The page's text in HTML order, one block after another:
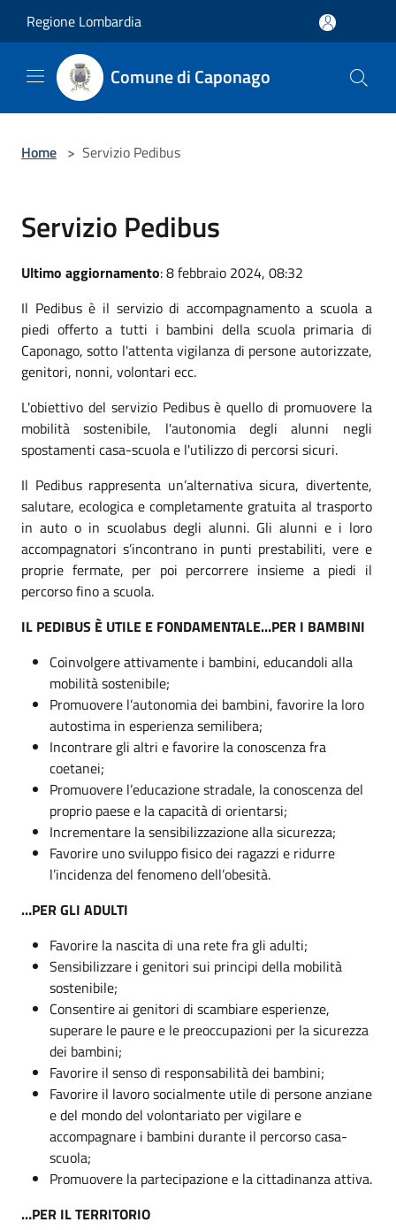
Regione Lombardia
Comune di Caponago
Home > Servizio Pedibus
Servizio Pedibus
Ultimo aggiornamento: 8 febbraio 2024, 08:32
Il Pedibus è il servizio di accompagnamento a scuola a
piedi offerto a tutti i bambini della scuola primaria di
Caponago, sotto l'attenta vigilanza di persone autorizzate,
genitori, nonni, volontari ecc.
L'obiettivo del servizio Pedibus è quello di promuovere la
mobilità sostenibile, l'autonomia degli alunni negli
spostamenti casa-scuola e l'utilizzo di percorsi sicuri.
Il Pedibus rappresenta un’alternativa sicura, divertente,
salutare, ecologica e completamente gratuita al trasporto
in auto o in scuolabus degli alunni. Gli alunni e i loro
accompagnatori s’incontrano in punti prestabiliti, vere e
proprie fermate, per poi percorrere insieme a piedi il
percorso fino a scuola.
IL PEDIBUS È UTILE E FONDAMENTALE…PER I BAMBINI
Coinvolgere attivamente i bambini, educandoli alla
mobilità sostenibile;
Promuovere l’autonomia dei bambini, favorire la loro
autostima in esperienza semilibera;
Incontrare gli altri e favorire la conoscenza fra
coetanei;
Promuovere l’educazione stradale, la conoscenza del
proprio paese e la capacità di orientarsi;
Incrementare la sensibilizzazione alla sicurezza;
Favorire uno sviluppo fisico dei ragazzi e ridurre
l’incidenza del fenomeno dell’obesità.
…PER GLI ADULTI
Favorire la nascita di una rete fra gli adulti;
Sensibilizzare i genitori sui principi della mobilità
sostenibile;
Consentire ai genitori di scambiare esperienze,
superare le paure e le preoccupazioni per la sicurezza
dei bambini;
Favorire il senso di responsabilità dei bambini;
Favorire il lavoro socialmente utile di persone anziane
e del mondo del volontariato per vigilare e
accompagnare i bambini durante il percorso casa-
scuola;
Promuovere la partecipazione e la cittadinanza attiva.
…PER IL TERRITORIO